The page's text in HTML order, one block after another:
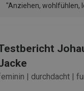
"Anziehen, wohlfühlen,
| durchdacht |